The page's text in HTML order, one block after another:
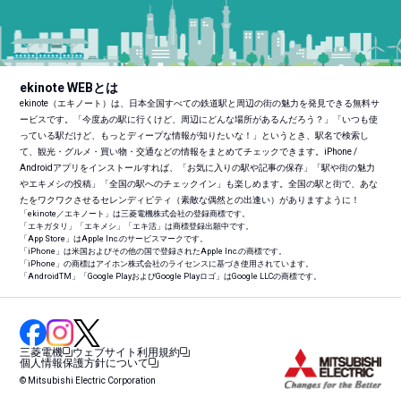
ekinote WEBとは
ekinote（エキノート）は、日本全国すべての鉄道駅と周辺の街の魅力を発見できる無料サ
ービスです。「今度あの駅に行くけど、周辺にどんな場所があるんだろう？」「いつも使
っている駅だけど、もっとディープな情報が知りたいな！」というとき、駅名で検索し
て、観光・グルメ・買い物・交通などの情報をまとめてチェックできます。iPhone /
Androidアプリをインストールすれば、「お気に入りの駅や記事の保存」「駅や街の魅力
やエキメシの投稿」「全国の駅へのチェックイン」も楽しめます。全国の駅と街で、あな
たをワクワクさせるセレンディピティ（素敵な偶然との出逢い）がありますように！
「ekinote／エキノート」は三菱電機株式会社の登録商標です。
「エキガタリ」「エキメシ」「エキ活」は商標登録出願中です。
「App Store」はApple Inc.のサービスマークです。
「iPhone」は米国およびその他の国で登録されたApple Inc.の商標です。
「iPhone」の商標はアイホン株式会社のライセンスに基づき使用されています。
「AndroidTM 」「Google PlayおよびGoogle Playロゴ」はGoogle LLCの商標です。
三菱電機
ウェブサイト利用規約
個人情報保護方針について
© Mitsubishi Electric Corporation